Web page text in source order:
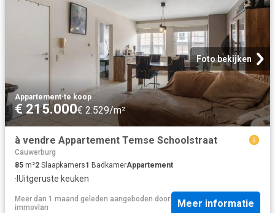
Foto bekijken
Appartement·te koop
€ 215.000€ 2.529/m²
à vendre Appartement Temse Schoolstraat
Cauwerburg
85 m²2 Slaapkamers1 BadkamerAppartement
·IUitgeruste keuken
Meer dan 1 maand geleden aangeboden door
immovlan
Meer informatie